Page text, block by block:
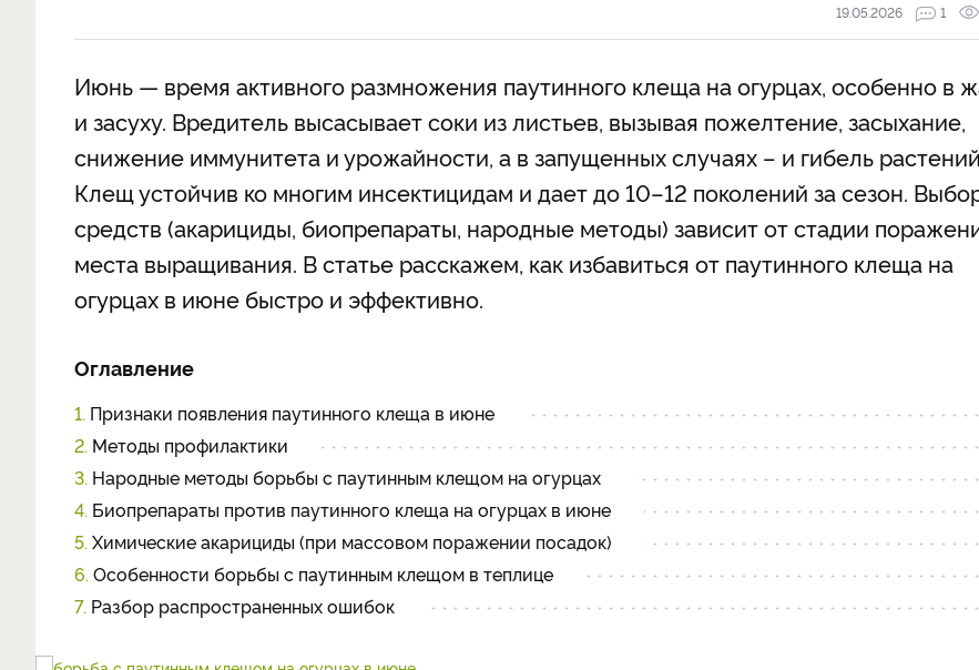
19.05.2026
1
Июнь — время активного размножения паутинного клеща на огурцах, особенно в
и засуху. Вредитель высасывает соки из листьев, вызывая пожелтение, засыхание,
снижение иммунитета и урожайности, а в запущенных случаях – и гибель
Клещ устойчив ко многим инсектицидам и дает до 10–12 поколений за сезон.
средств (акарициды, биопрепараты, народные методы) зависит от стадии
места выращивания. В статье расскажем, как избавиться от паутинного клеща на
огурцах в июне быстро и эффективно.
Оглавление
1. Признаки появления паутинного клеща в июне
2. Методы профилактики
3. Народные методы борьбы с паутинным клещом на огурцах
4. Биопрепараты против паутинного клеща на огурцах в июне
5. Химические акарициды (при массовом поражении посадок)
6. Особенности борьбы с паутинным клещом в теплице
7. Разбор распространенных ошибок